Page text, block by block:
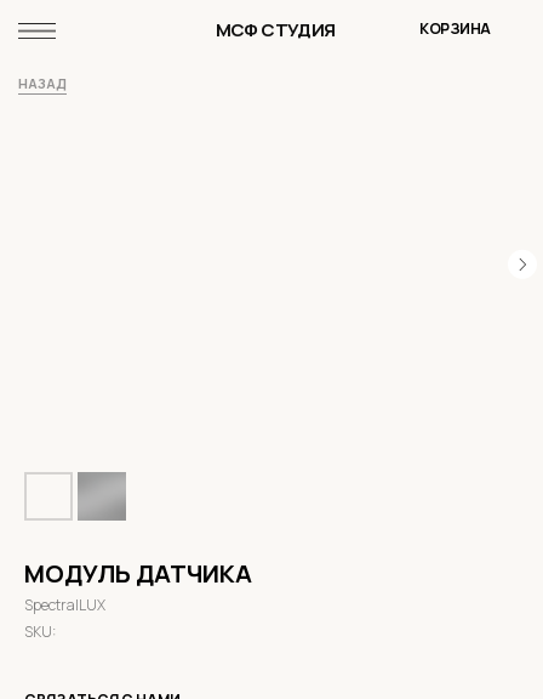
МСФ СТУДИЯ КОРЗИНА
НАЗАД
МОДУЛЬ ДАТЧИКА
SpectralLUX
SKU: